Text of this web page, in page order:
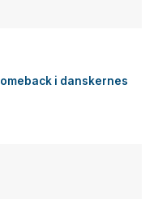
i danskernes